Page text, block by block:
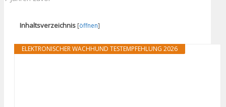
Inhaltsverzeichnis [öffnen]
ELEKTRONISCHER WACHHUND TESTEMPFEHLUNG 2026